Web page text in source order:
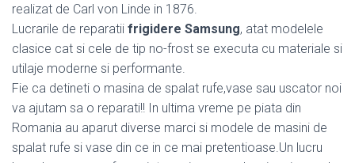
realizat de Carl von Linde in 1876.
Lucrarile de reparatii frigidere Samsung, atat modelele
clasice cat si cele de tip no-frost se executa cu materiale si
utilaje moderne si performante.
Fie ca detineti o masina de spalat rufe,vase sau uscator noi
va ajutam sa o reparati!! In ultima vreme pe piata din
Romania au aparut diverse marci si modele de masini de
spalat rufe si vase din ce in ce mai pretentioase.Un lucru